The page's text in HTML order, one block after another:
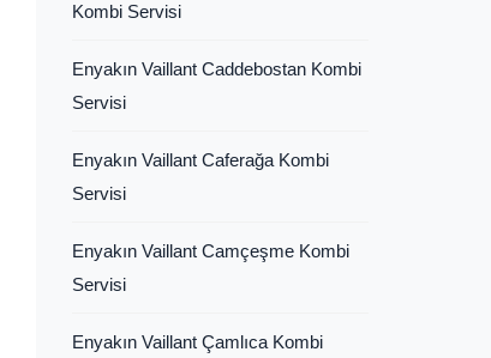
Kombi Servisi
Enyakın Vaillant Caddebostan Kombi
Servisi
Enyakın Vaillant Caferağa Kombi
Servisi
Enyakın Vaillant Camçeşme Kombi
Servisi
Enyakın Vaillant Çamlıca Kombi